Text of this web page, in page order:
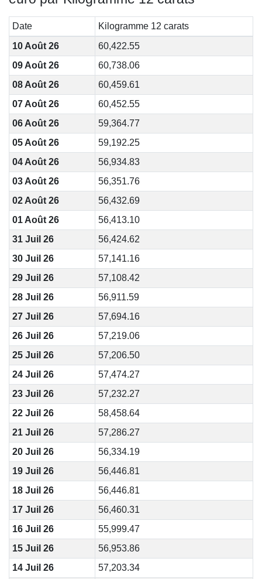
Date
Kilogramme 12 carats
10 Août 26
60,422.55
09 Août 26
60,738.06
08 Août 26
60,459.61
07 Août 26
60,452.55
06 Août 26
59,364.77
05 Août 26
59,192.25
04 Août 26
56,934.83
03 Août 26
56,351.76
02 Août 26
56,432.69
01 Août 26
56,413.10
31 Juil 26
56,424.62
30 Juil 26
57,141.16
29 Juil 26
57,108.42
28 Juil 26
56,911.59
27 Juil 26
57,694.16
26 Juil 26
57,219.06
25 Juil 26
57,206.50
24 Juil 26
57,474.27
23 Juil 26
57,232.27
22 Juil 26
58,458.64
21 Juil 26
57,286.27
20 Juil 26
56,334.19
19 Juil 26
56,446.81
18 Juil 26
56,446.81
17 Juil 26
56,460.31
16 Juil 26
55,999.47
15 Juil 26
56,953.86
14 Juil 26
57,203.34